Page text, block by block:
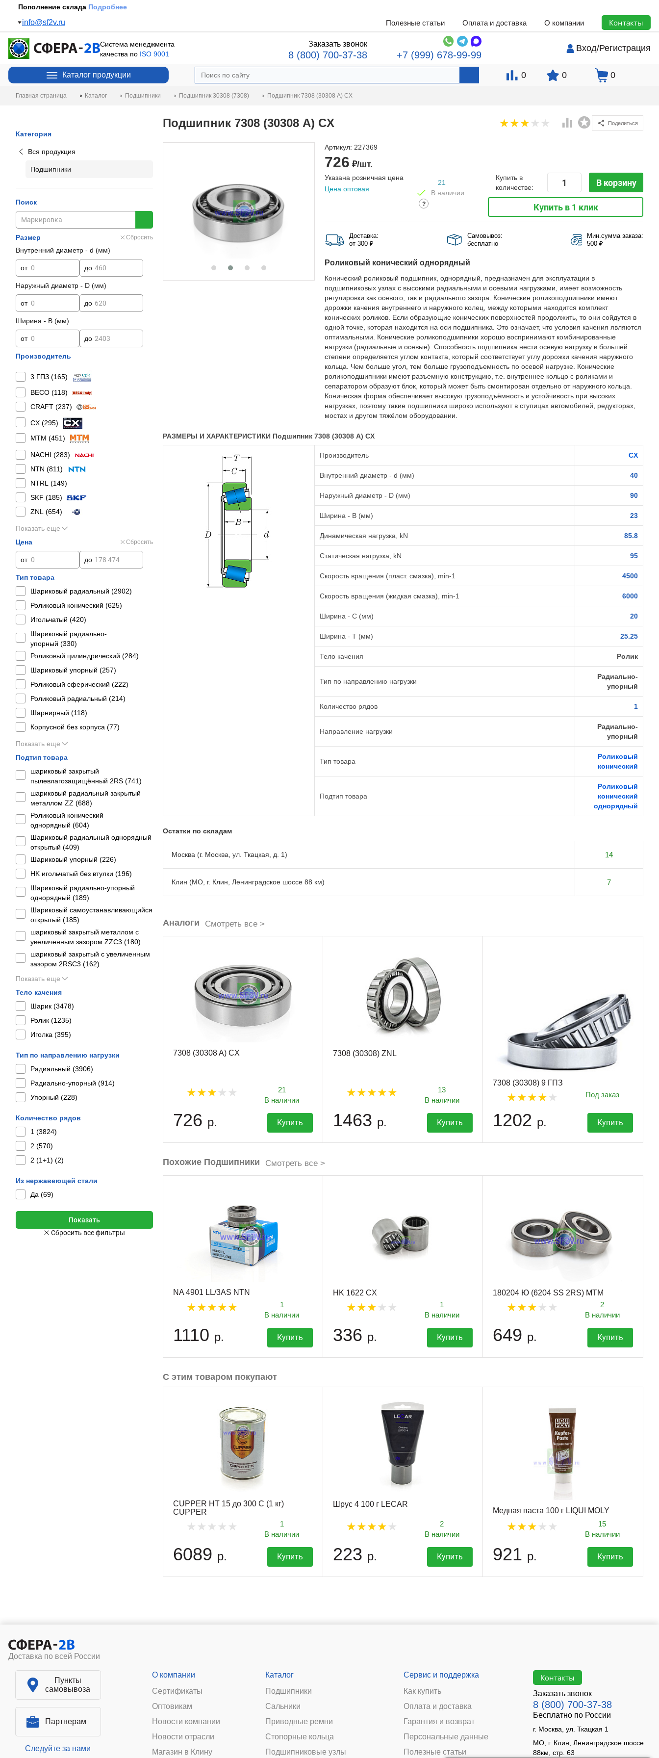
Пополнение склада Подробнее
info@sf2v.ru Полезные статьи Оплата и доставка О компании Контакты
Система менеджмента
качества по ISO 9001
Заказать звонок
8 (800) 700-37-38 +7 (999) 678-99-99
Вход/Регистрация
Каталог продукции 0 0 0
Главная страница Каталог Подшипники Подшипник 30308 (7308) Подшипник 7308 (30308 A) CX
Категория
Вся продукция
Подшипники
Поиск
Размер Сбросить
Внутренний диаметр - d (мм)
от до
Наружный диаметр - D (мм)
от до
Ширина - B (мм)
от до
Производитель
3 ГПЗ (165)
BECO (118)
CRAFT (237)
CX (295)
MTM (451)
NACHI (283)
NTN (811)
NTRL (149)
SKF (185)
ZNL (654)
Показать еще
Цена
Сбросить
от до
Тип товара
Шариковый радиальный (2902)
Роликовый конический (625)
Игольчатый (420)
Шариковый радиально-
упорный (330)
Роликовый цилиндрический (284)
Шариковый упорный (257)
Роликовый сферический (222)
Роликовый радиальный (214)
Шарнирный (118)
Корпусной без корпуса (77)
Показать еще
Подтип товара
шариковый закрытый
пылевлагозащищённый 2RS (741)
шариковый радиальный закрытый
металлом ZZ (688)
Роликовый конический
однорядный (604)
Шариковый радиальный однорядный
открытый (409)
Шариковый упорный (226)
HK игольчатый без втулки (196)
Шариковый радиально-упорный
однорядный (189)
Шариковый самоустанавливающийся
открытый (185)
шариковый закрытый металлом с
увеличенным зазором ZZC3 (180)
шариковый закрытый с увеличенным
зазором 2RSС3 (162)
Показать еще
Тело качения
Шарик (3478)
Ролик (1235)
Иголка (395)
Тип по направлению нагрузки
Радиальный (3906)
Радиально-упорный (914)
Упорный (228)
Количество рядов
1 (3824)
2 (570)
2 (1+1) (2)
Из нержавеющей стали
Да (69)
Подшипник 7308 (30308 A) CX Поделиться
Артикул: 227369
726 ₽/шт.
Указана розничная цена
Цена оптовая
21
В наличии
?
Купить в
количестве:
В корзину
Купить в 1 клик
Доставка:
от 300 ₽
Самовывоз:
бесплатно
Мин.сумма заказа:
500 ₽
Роликовый конический однорядный
Конический роликовый подшипник, однорядный, предназначен для эксплуатации в
подшипниковых узлах с высокими радиальными и осевыми нагрузками, имеет возможность
регулировки как осевого, так и радиального зазора. Конические роликоподшипники имеют
дорожки качения внутреннего и наружного колец, между которыми находится комплект
конических роликов. Если образующие конических поверхностей продолжить, то они сойдутся в
одной точке, которая находится на оси подшипника. Это означает, что условия качения являются
оптимальными. Конические роликоподшипники хорошо воспринимают комбинированные
нагрузки (радиальные и осевые). Способность подшипника нести осевую нагрузку в большей
степени определяется углом контакта, который соответствует углу дорожки качения наружного
кольца. Чем больше угол, тем больше грузоподъемность по осевой нагрузке. Конические
роликоподшипники имеют разъемную конструкцию, т.е. внутреннее кольцо с роликами и
сепаратором образуют блок, который может быть смонтирован отдельно от наружного кольца.
Коническая форма обеспечивает высокую грузоподъёмность и устойчивость при высоких
нагрузках, поэтому такие подшипники широко используют в ступицах автомобилей, редукторах,
мостах и другом тяжёлом оборудовании.
РАЗМЕРЫ И ХАРАКТЕРИСТИКИ Подшипник 7308 (30308 A) CX
Производитель CX
Внутренний диаметр - d (мм) 40
Наружный диаметр - D (мм) 90
Ширина - B (мм) 23
Динамическая нагрузка, kN 85.8
Статическая нагрузка, kN 95
Скорость вращения (пласт. смазка), min-1 4500
Скорость вращения (жидкая смазка), min-1 6000
Ширина - C (мм) 20
Ширина - T (мм) 25.25
Тело качения Ролик
Тип по направлению нагрузки
Радиально-
упорный
Количество рядов 1
Направление нагрузки
Радиально-
упорный
Тип товара
Роликовый
конический
Подтип товара
Роликовый
конический
однорядный
Остатки по складам
Москва (г. Москва, ул. Ткацкая, д. 1) 14
Клин (МО, г. Клин, Ленинградское шоссе 88 км) 7
Аналоги Смотреть все >
7308 (30308 A) CX
21
В наличии
726 р. Купить
7308 (30308) ZNL
13
В наличии
1463 р. Купить
7308 (30308) 9 ГПЗ
Под заказ
1202 р. Купить
Похожие Подшипники Смотреть все >
NA 4901 LL/3AS NTN
1
В наличии
1110 р. Купить
HK 1622 CX
1
В наличии
336 р. Купить
180204 Ю (6204 SS 2RS) MTM
2
В наличии
649 р. Купить
С этим товаром покупают
CUPPER HT 15 до 300 С (1 кг)
CUPPER
1
В наличии
6089 р. Купить
Шрус 4 100 г LECAR
2
В наличии
223 р. Купить
Медная паста 100 г LIQUI MOLY
15
В наличии
921 р. Купить
Доставка по всей России
Пункты
самовывоза
Партнерам
Следуйте за нами
О компании
Сертификаты
Оптовикам
Новости компании
Новости отрасли
Магазин в Клину
Каталог
Подшипники
Сальники
Приводные ремни
Стопорные кольца
Подшипниковые узлы
Сервис и поддержка
Как купить
Оплата и доставка
Гарантия и возврат
Персональные данные
Полезные статьи
Контакты
Заказать звонок
8 (800) 700-37-38
Бесплатно по России
г. Москва, ул. Ткацкая 1
МО, г. Клин, Ленинградское шоссе
88км, стр. 63